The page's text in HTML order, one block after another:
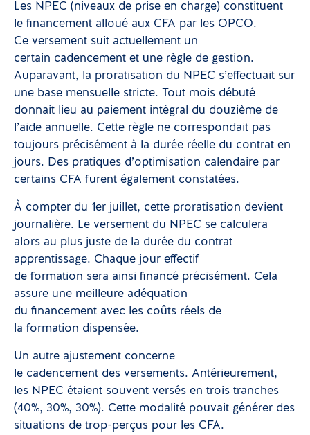
Les NPEC (niveaux de prise en charge) constituent
le financement alloué aux CFA par les OPCO.
Ce versement suit actuellement un
certain cadencement et une règle de gestion.
Auparavant, la proratisation du NPEC s’effectuait sur
une base mensuelle stricte. Tout mois débuté
donnait lieu au paiement intégral du douzième de
l’aide annuelle. Cette règle ne correspondait pas
toujours précisément à la durée réelle du contrat en
jours. Des pratiques d’optimisation calendaire par
certains CFA furent également constatées.
À compter du 1er juillet, cette proratisation devient
journalière. Le versement du NPEC se calculera
alors au plus juste de la durée du contrat
apprentissage. Chaque jour effectif
de formation sera ainsi financé précisément. Cela
assure une meilleure adéquation
du financement avec les coûts réels de
la formation dispensée.
Un autre ajustement concerne
le cadencement des versements. Antérieurement,
les NPEC étaient souvent versés en trois tranches
(40%, 30%, 30%). Cette modalité pouvait générer des
situations de trop-perçus pour les CFA.